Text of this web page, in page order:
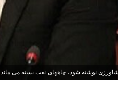
نوشته شود، چاههای نفت بسته می ماند